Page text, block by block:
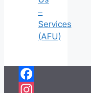
–
Services
(AFU)
Facebook